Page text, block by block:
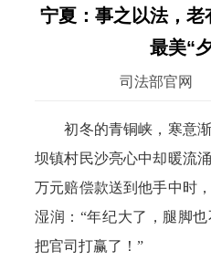
宁夏：事之以法，
最美“
司法部官网
初冬的青铜峡，寒意渐
坝镇村民沙亮心中却暖流
万元赔偿款送到他手中时
湿润：“年纪大了，腿脚
把官司打赢了！”